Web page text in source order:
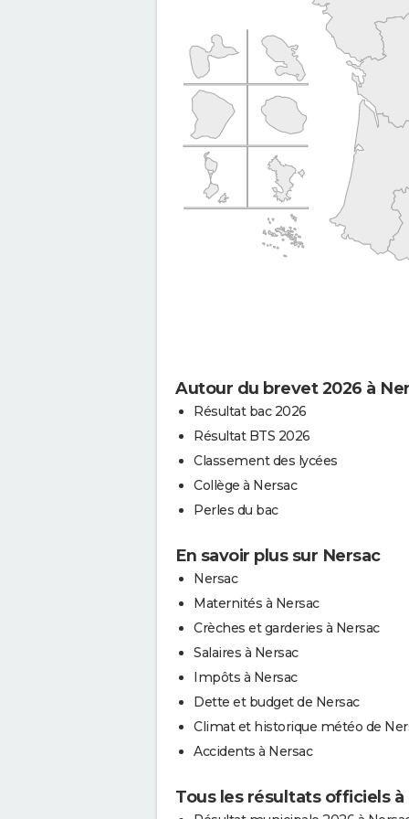
Autour du brevet 2026 à
Résultat bac 2026
Résultat BTS 2026
Classement des lycées
Collège à Nersac
Perles du bac
En savoir plus sur Nersac
Nersac
Maternités à Nersac
Crèches et garderies à Nersac
Salaires à Nersac
Impôts à Nersac
Dette et budget de Nersac
Climat et historique météo de
Accidents à Nersac
Tous les résultats officiels à